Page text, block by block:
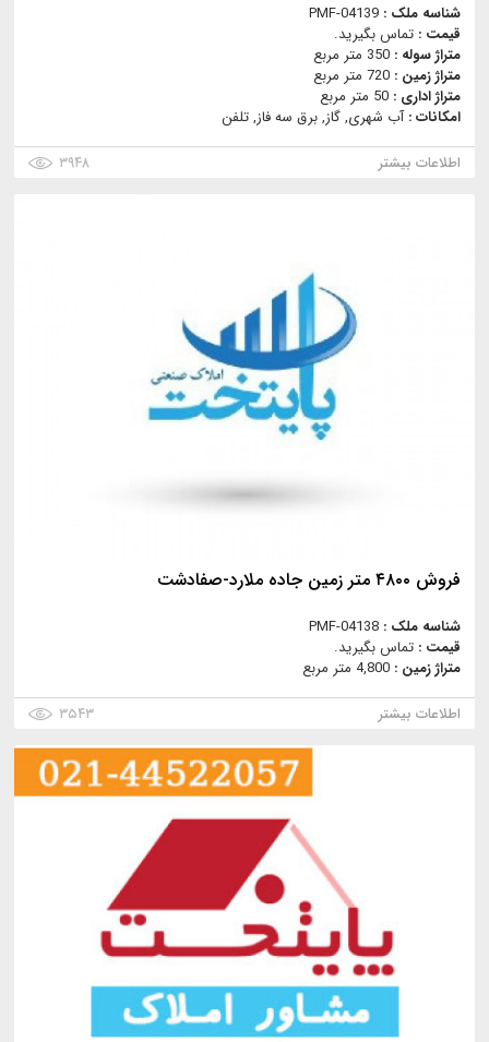
شناسه ملک : PMF-04139
قیمت : تماس بگیرید.
متراژ سوله : 350 متر مربع
متراژ زمین : 720 متر مربع
متراژ اداری : 50 متر مربع
امکانات :آب شهری, گاز, برق سه فاز, تلفن
اطلاعات بیشتر
۳۹۴۸
فروش ۴۸۰۰ متر زمین جاده ملارد-صفادشت
شناسه ملک : PMF-04138
قیمت : تماس بگیرید.
متراژ زمین : 4,800 متر مربع
اطلاعات بیشتر
۳۵۴۳